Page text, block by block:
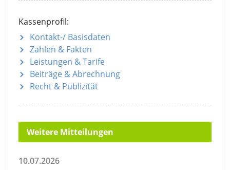
Kassenprofil:
Kontakt-/ Basisdaten
Zahlen & Fakten
Leistungen & Tarife
Beiträge & Abrechnung
Recht & Publizität
Weitere Mitteilungen
10.07.2026